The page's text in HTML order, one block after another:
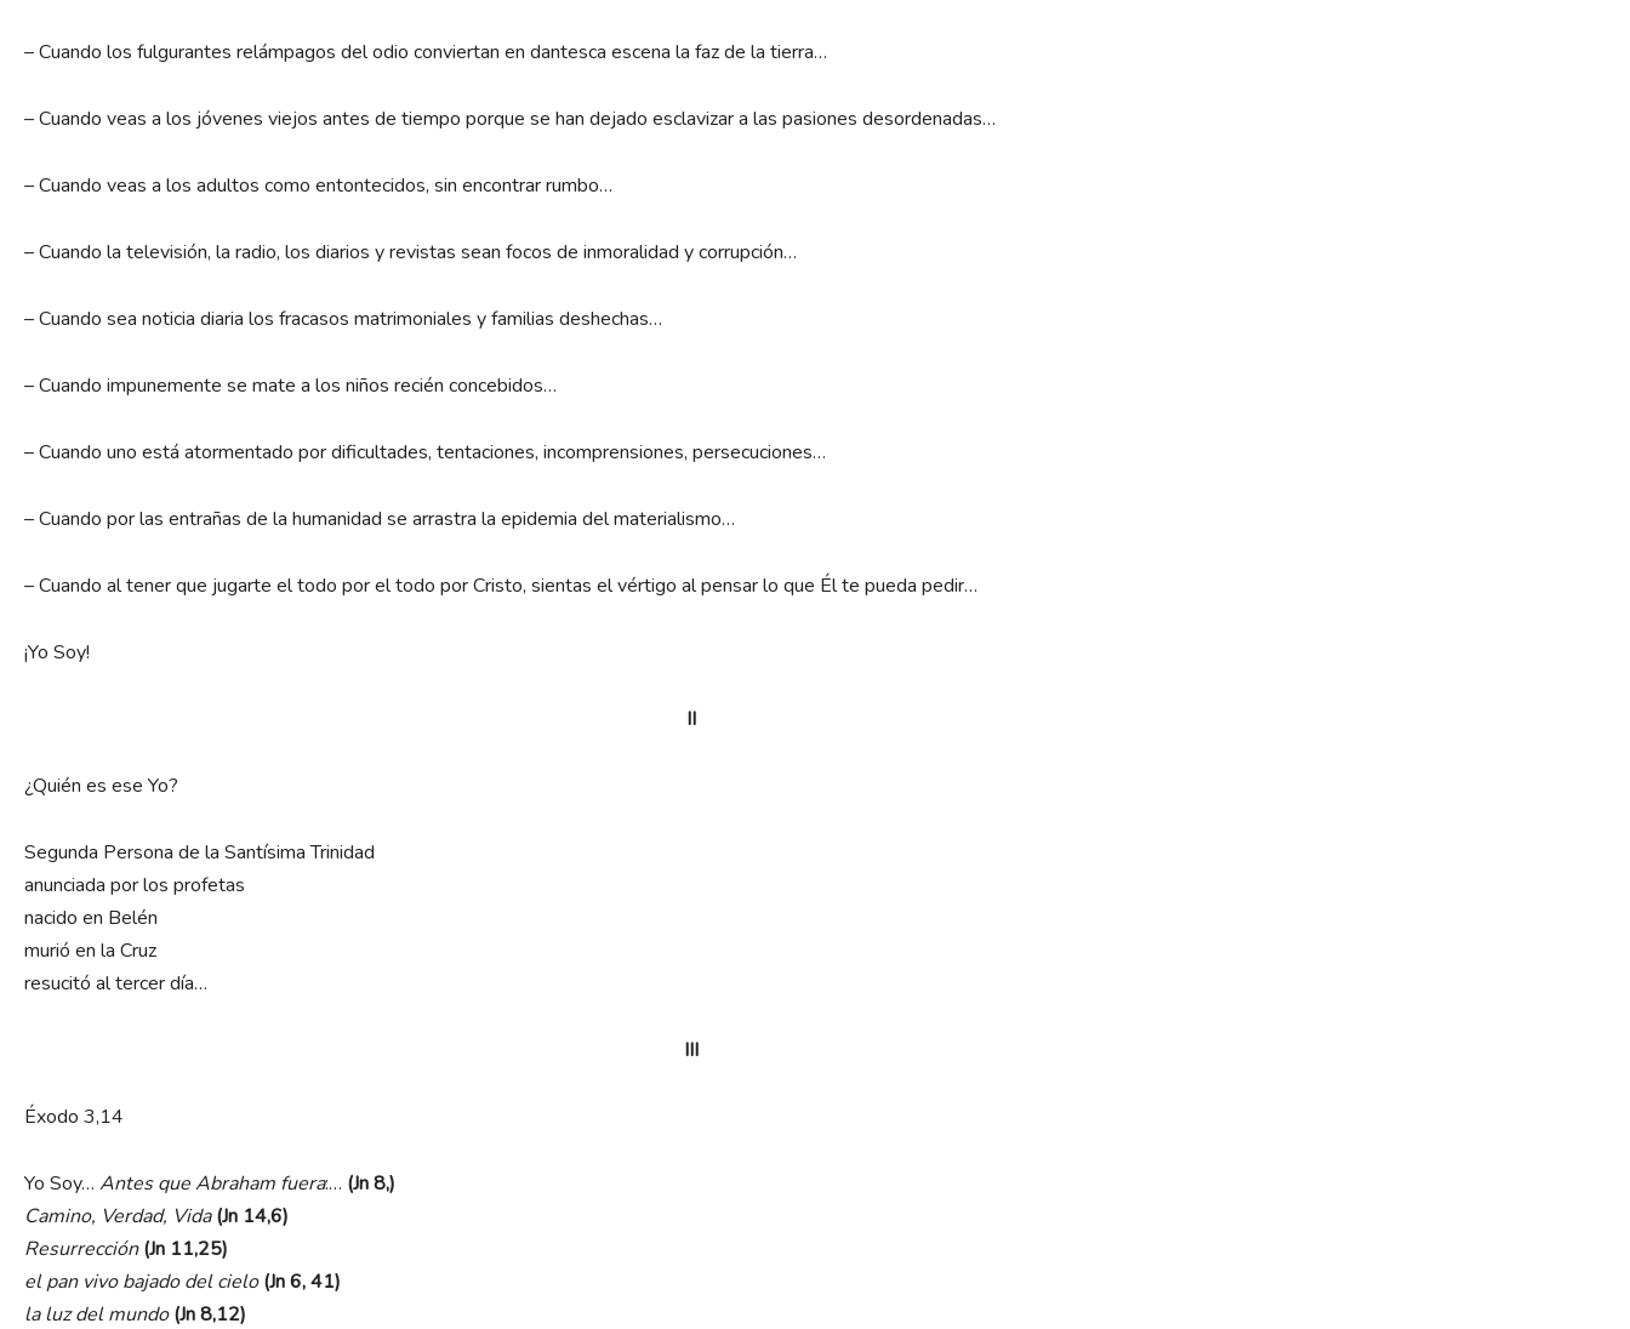
– Cuando los fulgurantes relámpagos del odio conviertan en dantesca escena la faz de la tierra…
– Cuando veas a los jóvenes viejos antes de tiempo porque se han dejado esclavizar a las pasiones desordenadas…
– Cuando veas a los adultos como entontecidos, sin encontrar rumbo…
– Cuando la televisión, la radio, los diarios y revistas sean focos de inmoralidad y corrupción…
– Cuando sea noticia diaria los fracasos matrimoniales y familias deshechas…
– Cuando impunemente se mate a los niños recién concebidos…
– Cuando uno está atormentado por dificultades, tentaciones, incomprensiones, persecuciones…
– Cuando por las entrañas de la humanidad se arrastra la epidemia del materialismo…
– Cuando al tener que jugarte el todo por el todo por Cristo, sientas el vértigo al pensar lo que Él te pueda pedir…
¡Yo Soy!
II
¿Quién es ese Yo?
Segunda Persona de la Santísima Trinidad
anunciada por los profetas
nacido en Belén
murió en la Cruz
resucitó al tercer día…
III
Éxodo 3,14
Yo Soy… Antes que Abraham fuera:… (Jn 8,)
Camino, Verdad, Vida (Jn 14,6)
Resurrección (Jn 11,25)
el pan vivo bajado del cielo (Jn 6, 41)
la luz del mundo (Jn 8,12)